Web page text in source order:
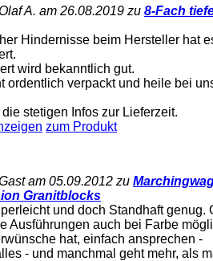
A. am 26.08.2019 zu 8-Fach
Hindernisse beim Hersteller hat
wird bekanntlich gut.
ordentlich verpackt und heile bei
stetigen Infos zur Lieferzeit.
zum Produkt
am 05.09.2012 zu
Granitblocks
und doch Standhaft genug.
Ausführungen auch bei Farbe
hat, einfach ansprechen -
- und manchmal geht mehr, als